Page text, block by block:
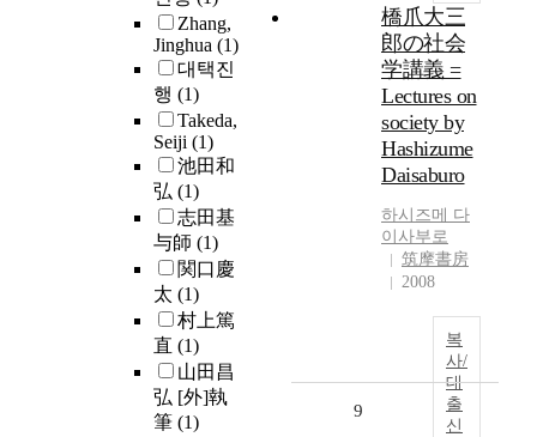
Zhang,
Jinghua (1)
대택진
행 (1)
Takeda,
Seiji (1)
池田和
弘 (1)
志田基
与師 (1)
関口慶
太 (1)
村上篤
直 (1)
山田昌
弘 [外]執
筆 (1)
橋爪大三
郎の社会
学講義 =
Lectures on
society by
Hashizume
Daisaburo
하시즈메 다
이사부로
筑摩書房
2008
복
사/
대
출
신
9